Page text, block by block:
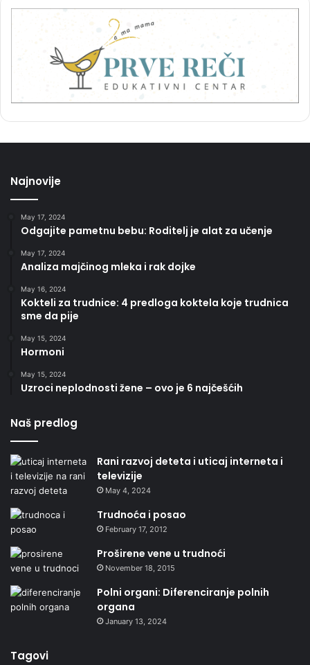
Najnovije
May 17, 2024
Odgajite pametnu bebu: Roditelj je alat za učenje
May 17, 2024
Analiza majčinog mleka i rak dojke
May 16, 2024
Kokteli za trudnice: 4 predloga koktela koje trudnica
sme da pije
May 15, 2024
Hormoni
May 15, 2024
Uzroci neplodnosti žene – ovo je 6 najčešćih
Naš predlog
Rani razvoj deteta i uticaj interneta i
televizije
May 4, 2024
Trudnoća i posao
February 17, 2012
Proširene vene u trudnoći
November 18, 2015
Polni organi: Diferenciranje polnih
organa
January 13, 2024
Tagovi